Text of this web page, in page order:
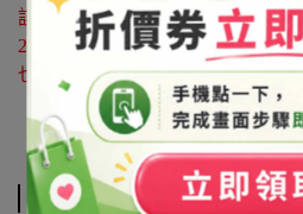
該原料屬於協尋客訂品，如有購買
25596118
也可利用 LINE@官方帳號詢問 帳
相關商品